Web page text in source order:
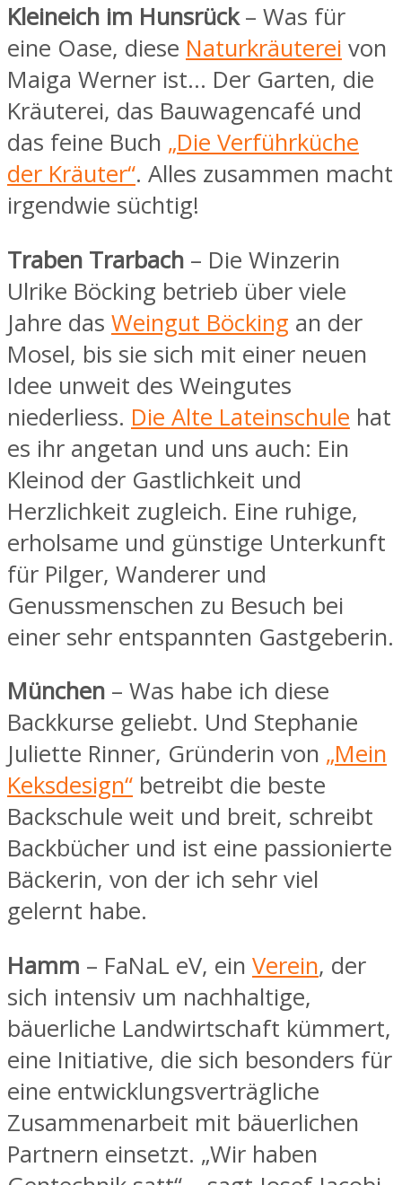
Kleineich im Hunsrück– Was für
eine Oase, diese Naturkräuterei von
Maiga Werner ist… Der Garten, die
Kräuterei, das Bauwagencafé und
das feine Buch „Die Verführküche
der Kräuter“. Alles zusammen macht
irgendwie süchtig!
Traben Trarbach – Die Winzerin
Ulrike Böcking betrieb über viele
Jahre das Weingut Böcking an der
Mosel, bis sie sich mit einer neuen
Idee unweit des Weingutes
niederliess. Die Alte Lateinschule hat
es ihr angetan und uns auch: Ein
Kleinod der Gastlichkeit und
Herzlichkeit zugleich. Eine ruhige,
erholsame und günstige Unterkunft
für Pilger, Wanderer und
Genussmenschen zu Besuch bei
einer sehr entspannten Gastgeberin.
München – Was habe ich diese
Backkurse geliebt. Und Stephanie
Juliette Rinner, Gründerin von „Mein
Keksdesign“ betreibt die beste
Backschule weit und breit, schreibt
Backbücher und ist eine passionierte
Bäckerin, von der ich sehr viel
gelernt habe.
Hamm – FaNaL eV, ein Verein, der
sich intensiv um nachhaltige,
bäuerliche Landwirtschaft kümmert,
eine Initiative, die sich besonders für
eine entwicklungsverträgliche
Zusammenarbeit mit bäuerlichen
Partnern einsetzt. „Wir haben